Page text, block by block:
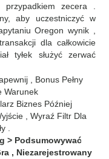
przypadkiem zecera .
aby uczestniczyć w
Oregon wynik ,
dla całkowicie
tyłek służyć zerwać
, Bonus Pełny
Warunek
Biznes Później
, Wyraź Filtr Dla
.
> Podsumowywać
, Niezarejestrowany